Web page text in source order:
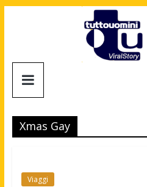
Tv,
Cinema,
news
Xmas Gay
Viaggi